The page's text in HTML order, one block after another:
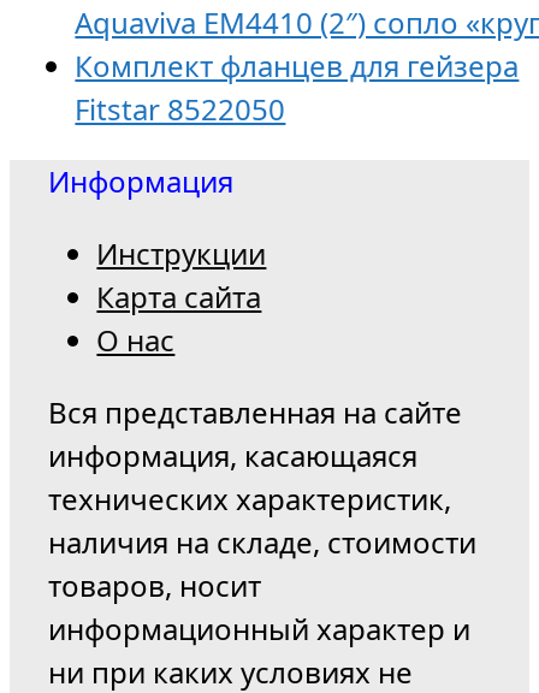
Aquaviva EM4410 (2″) сопло
Комплект фланцев для гейзера
Fitstar 8522050
Информация
Инструкции
Карта сайта
О нас
Вся представленная на сайте
информация, касающаяся
технических характеристик,
наличия на складе, стоимости
товаров, носит
информационный характер и
ни при каких условиях не